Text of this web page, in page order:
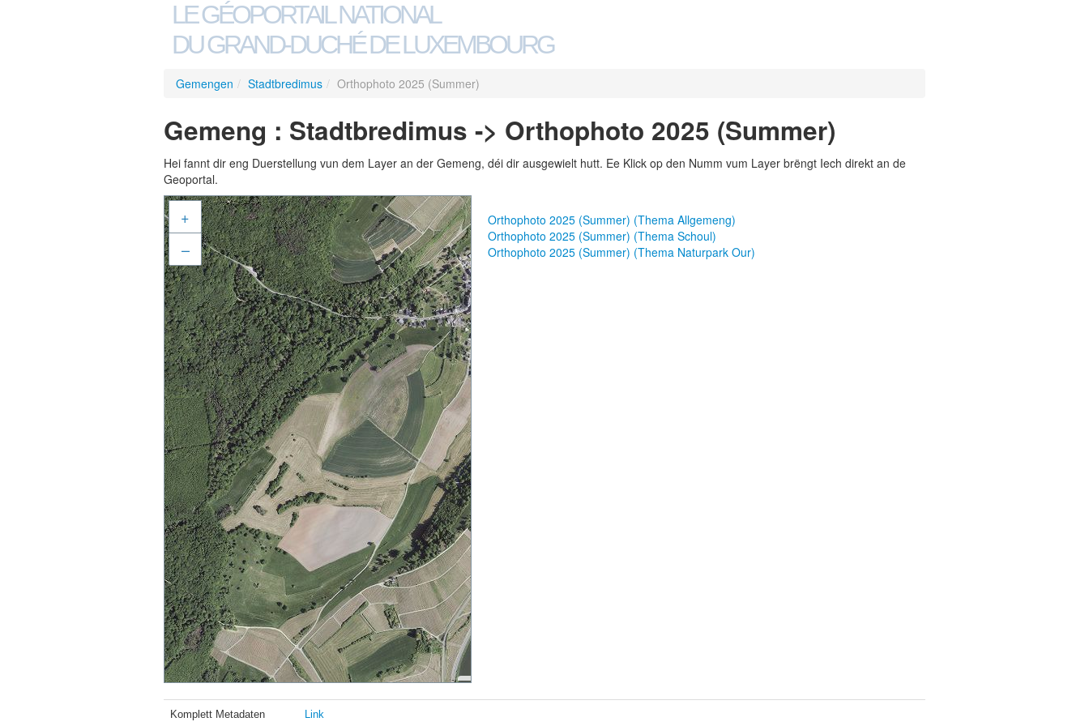
LE GÉOPORTAIL NATIONAL
DU GRAND-DUCHÉ DE LUXEMBOURG
Gemengen / Stadtbredimus / Orthophoto 2025 (Summer)
Gemeng : Stadtbredimus -> Orthophoto 2025 (Summer)
Hei fannt dir eng Duerstellung vun dem Layer an der Gemeng, déi dir ausgewielt hutt. Ee Klick op den Numm vum Layer brëngt Iech direkt an de
Geoportal.
+
–
Orthophoto 2025 (Summer) (Thema Allgemeng)
Orthophoto 2025 (Summer) (Thema Schoul)
Orthophoto 2025 (Summer) (Thema Naturpark Our)
Komplett Metadaten Link